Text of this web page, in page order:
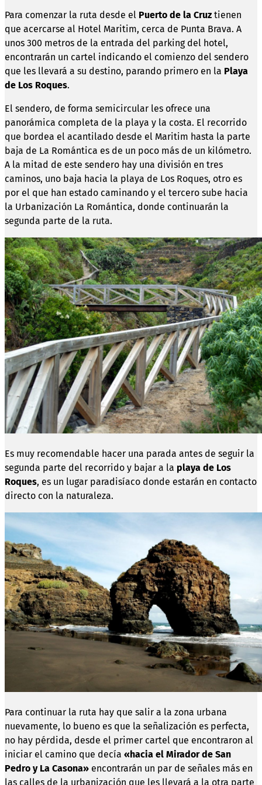
Para comenzar la ruta desde el Puerto de la Cruz tienen
que acercarse al Hotel Maritim, cerca de Punta Brava. A
unos 300 metros de la entrada del parking del hotel,
encontrarán un cartel indicando el comienzo del sendero
que les llevará a su destino, parando primero en la Playa
de Los Roques.
El sendero, de forma semicircular les ofrece una
panorámica completa de la playa y la costa. El recorrido
que bordea el acantilado desde el Maritim hasta la parte
baja de La Romántica es de un poco más de un kilómetro.
A la mitad de este sendero hay una división en tres
caminos, uno baja hacia la playa de Los Roques, otro es
por el que han estado caminando y el tercero sube hacia
la Urbanización La Romántica, donde continuarán la
segunda parte de la ruta.
Es muy recomendable hacer una parada antes de seguir la
segunda parte del recorrido y bajar a la playa de Los
Roques, es un lugar paradisíaco donde estarán en contacto
directo con la naturaleza.
Para continuar la ruta hay que salir a la zona urbana
nuevamente, lo bueno es que la señalización es perfecta,
no hay pérdida, desde el primer cartel que encontraron al
iniciar el camino que decía «hacia el Mirador de San
Pedro y La Casona» encontrarán un par de señales más en
las calles de la urbanización que les llevará a la otra parte